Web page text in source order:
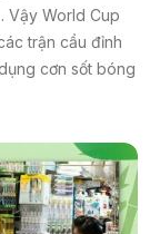
Vậy World Cup
trận cầu đỉnh
cơn sốt bóng